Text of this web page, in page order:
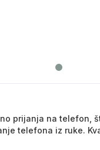
prijanja na telefon,
telefona iz ruke.